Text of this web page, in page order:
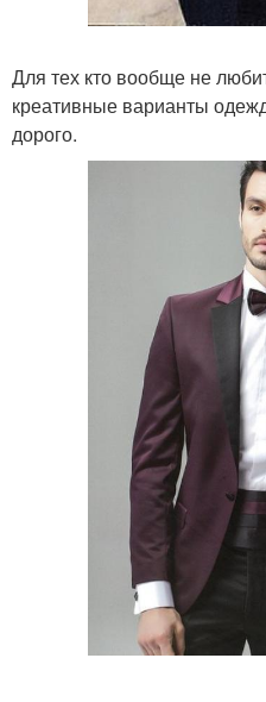
Для тех кто вообще не
креативные варианты
дорого.